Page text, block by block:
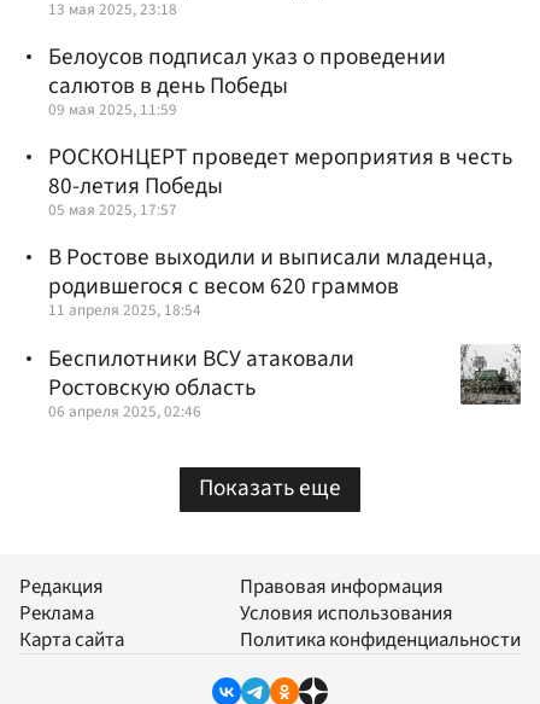
13 мая 2025, 23:18
Белоусов подписал указ о проведении
салютов в день Победы
09 мая 2025, 11:59
РОСКОНЦЕРТ проведет мероприятия в честь
80-летия Победы
05 мая 2025, 17:57
В Ростове выходили и выписали младенца,
родившегося с весом 620 граммов
11 апреля 2025, 18:54
Беспилотники ВСУ атаковали
Ростовскую область
06 апреля 2025, 02:46
Показать еще
Редакция
Реклама
Карта сайта
Правовая информация
Условия использования
Политика конфиденциальности